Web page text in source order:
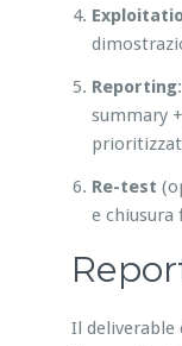
Reporting
summary
Re-test
e chiusura
Il deliverable